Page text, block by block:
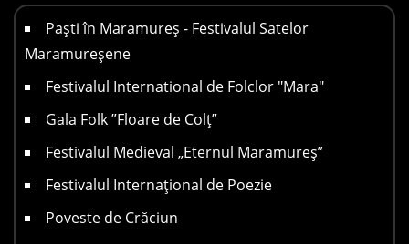
Paști în Maramureș - Festivalul Satelor
Maramureșene
Festivalul International de Folclor "Mara"
Gala Folk ”Floare de Colț”
Festivalul Medieval „Eternul Maramureș”
Festivalul Internațional de Poezie
Poveste de Crăciun